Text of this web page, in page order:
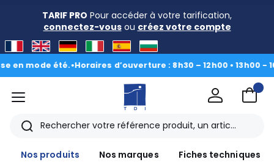
TARIF PRO Pour accéder à votre tarification,
connectez-vousou créez votre compte
mode été.•Horaires d’ouverture : 8h30 – 12h00 • 13h00 - 16h30|
menu
Rechercher
Nos produits
Nos marques Fiches techniques